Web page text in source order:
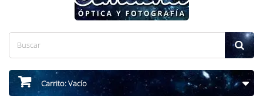
Carrito:Vacío